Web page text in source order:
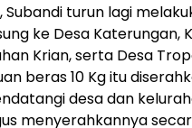
Subandi turun lagi
ke Desa Katerungan,
Krian, serta Desa
beras 10 Kg itu
desa dan
menyerahkannya